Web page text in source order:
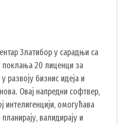
ОПШТИНЕ
Златибор у сарадњи са
поклања 20 лиценци за
развоју бизнис идеја и
Овај напредни софтвер,
интелигенцији, омогућава
валидирају и